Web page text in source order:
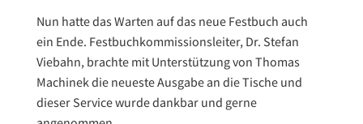
Nun hatte das Warten auf das neue Festbuch auch
ein Ende. Festbuchkommissionsleiter, Dr. Stefan
Viebahn, brachte mit Unterstützung von Thomas
Machinek die neueste Ausgabe an die Tische und
dieser Service wurde dankbar und gerne